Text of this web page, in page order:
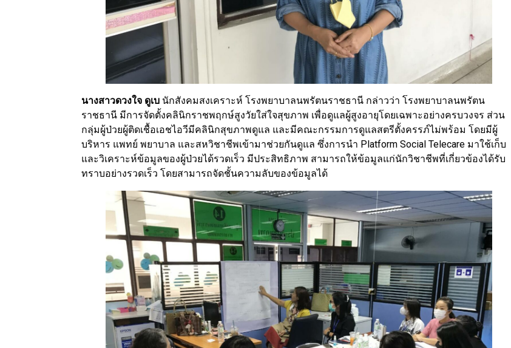
นางสาวดวงใจ ดูเบ นักสังคมสงเคราะห์ โรงพยาบาลนพรัตนราชธานี กล่าวว่า โรงพยาบาลนพรัตน
ราชธานี มีการจัดตั้งคลินิกราชพฤกษ์สูงวัยใส่ใจสุขภาพ เพื่อดูแลผู้สูงอายุโดยเฉพาะอย่างครบวงจร ส่วน
กลุ่มผู้ป่วยผู้ติดเชื้อเอชไอวีมีคลินิกสุขภาพดูแล และมีคณะกรรมการดูแลสตรีตั้งครรภ์ไม่พร้อม โดยมีผู้
บริหาร แพทย์ พยาบาล และสหวิชาชีพเข้ามาช่วยกันดูแล ซึ่งการนำ Platform Social Telecare มาใช้เก็บ
และวิเคราะห์ข้อมูลของผู้ป่วยได้รวดเร็ว มีประสิทธิภาพ สามารถให้ข้อมูลแก่นักวิชาชีพที่เกี่ยวข้องได้รับ
ทราบอย่างรวดเร็ว โดยสามารถจัดชั้นความลับของข้อมูลได้